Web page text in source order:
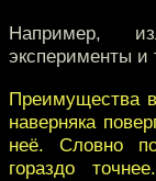
Например,
эксперименты и
Преимущества
наверняка
неё. Словно
гораздо